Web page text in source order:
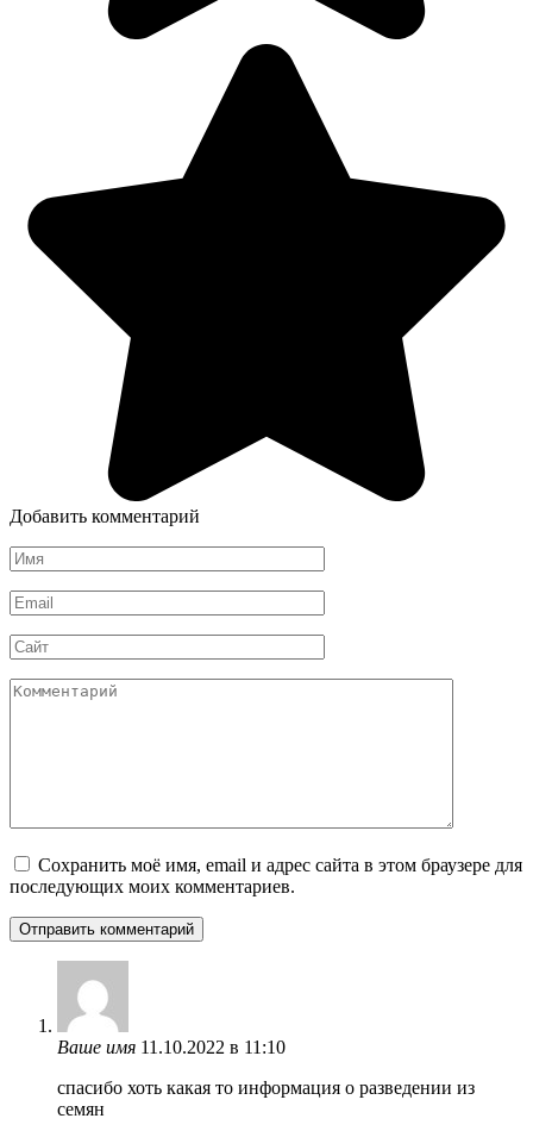
Добавить комментарий
Имя
*
Email
*
Сайт
Комментарий
Сохранить моё имя, email и адрес сайта в этом браузере для
последующих моих комментариев.
Ваше имя 11.10.2022 в 11:10
спасибо хоть какая то информация о разведении из
семян